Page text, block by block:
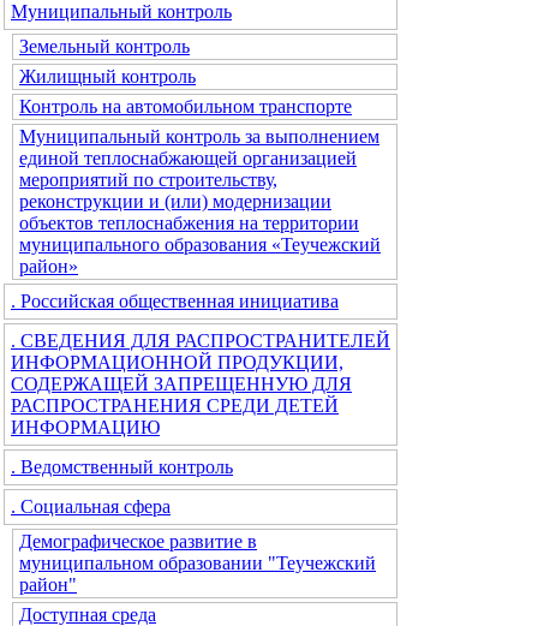
Муниципальный контроль
Земельный контроль
Жилищный контроль
Контроль на автомобильном транспорте
Муниципальный контроль за выполнением
единой теплоснабжающей организацией
мероприятий по строительству,
реконструкции и (или) модернизации
объектов теплоснабжения на территории
муниципального образования «Теучежский
район»
. Российская общественная инициатива
. СВЕДЕНИЯ ДЛЯ РАСПРОСТРАНИТЕЛЕЙ
ИНФОРМАЦИОННОЙ ПРОДУКЦИИ,
СОДЕРЖАЩЕЙ ЗАПРЕЩЕННУЮ ДЛЯ
РАСПРОСТРАНЕНИЯ СРЕДИ ДЕТЕЙ
ИНФОРМАЦИЮ
. Ведомственный контроль
. Социальная сфера
Демографическое развитие в
муниципальном образовании "Теучежский
район"
Доступная среда